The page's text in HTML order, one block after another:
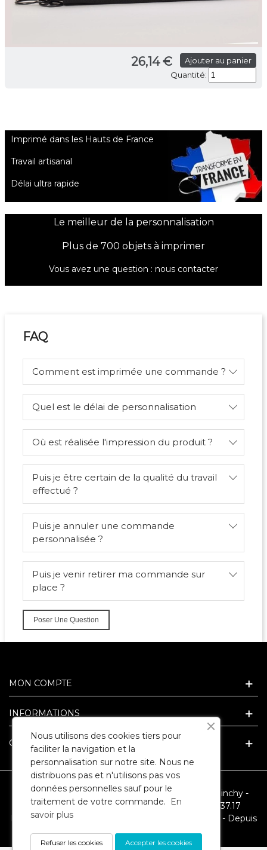
26,14 €
Ajouter au panier
Quantité:
Imprimé dans les Hauts de France
Travail artisanal
Délai ultra rapide
Le meilleur de la personnalisation
Plus de 700 objets à imprimer
Vous avez une question : nous contacter
FAQ
Comment est imprimée une commande ?
Quel est le délai de personnalisation
Où est réalisée l'impression du produit ?
Puis je être certain de la qualité du travail
effectué ?
Puis je annuler une commande
personnalisée ?
Puis je venir retirer ma commande sur
place ?
Poser Une Question
MON COMPTE
INFORMATIONS
GUIDE ET CONSEIL CADEAU
SARL ARLEQUIN - 3 Route Nationale - 62149 Cuinchy -
RCS ARRAS 394067946 - Téléphone : 09.86.35.37.17
Reproduction interdite - Capital social : 7500 euros - Depuis
1993 © 2026 CLIENT tous droits réservés
Nous utilisons des cookies tiers pour
faciliter la navigation et la
personnalisation sur notre site. Nous ne
distribuons pas et n'utilisons pas vos
données personnelles sauf pour le
traitement de votre commande.
En
savoir plus
Accepter les cookies
Refuser les cookies